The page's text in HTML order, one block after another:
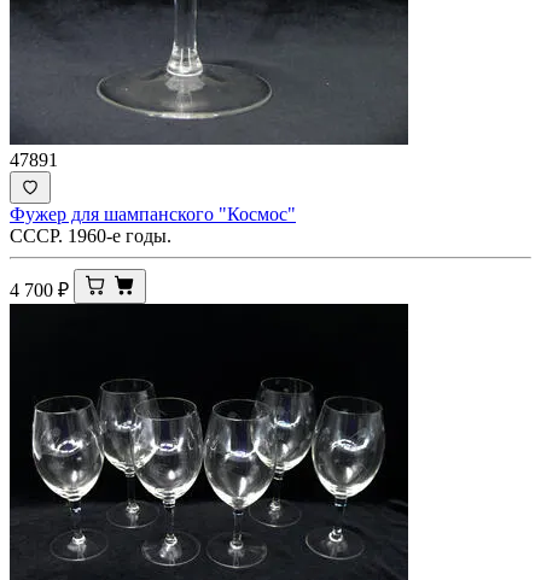
47891
Фужер для шампанского "Космос"
СССР. 1960-е годы.
4 700 ₽